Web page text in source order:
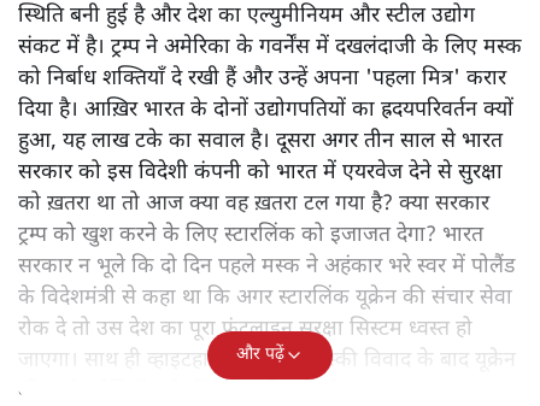
स्थिति बनी हुई है और देश का एल्युमीनियम और स्टील उद्योग
संकट में है। ट्रम्प ने अमेरिका के गवर्नेंस में दखलंदाजी के लिए मस्क
को निर्बाध शक्तियाँ दे रखी हैं और उन्हें अपना 'पहला मित्र' करार
दिया है। आख़िर भारत के दोनों उद्योगपतियों का ह्रदयपरिवर्तन क्यों
हुआ, यह लाख टके का सवाल है। दूसरा अगर तीन साल से भारत
सरकार को इस विदेशी कंपनी को भारत में एयरवेज देने से सुरक्षा
को ख़तरा था तो आज क्या वह ख़तरा टल गया है? क्या सरकार
ट्रम्प को खुश करने के लिए स्टारलिंक को इजाजत देगा? भारत
सरकार न भूले कि दो दिन पहले मस्क ने अहंकार भरे स्वर में पोलैंड
के विदेशमंत्री से कहा था कि अगर स्टारलिंक यूक्रेन की संचार सेवा
रोक दे तो उस देश का पूरा फ्रंटलाइन सुरक्षा सिस्टम ध्वस्त हो
जाएगा। साथ ही व्हाइटहाउस में ट्रम्प-जेलेंस्की विवाद के बाद यूक्रेन
की सभी इंटेलिजेंस शेयरिंग रोक दी गयी थी।
और पढ़ें